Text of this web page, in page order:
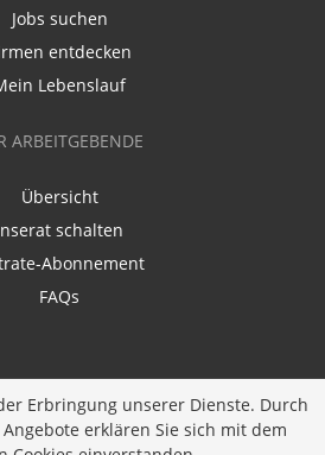
Jobs suchen
entdecken
Lebenslauf
ARBEITGEBENDE
Übersicht
schalten
Abonnement
FAQs
Diversity Job Group GmbH
Erbringung unserer Dienste. Durch
erklären Sie sich mit dem